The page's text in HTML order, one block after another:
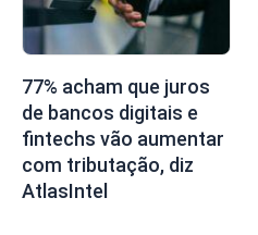
77% acham que juros
de bancos digitais e
fintechs vão aumentar
com tributação, diz
AtlasIntel